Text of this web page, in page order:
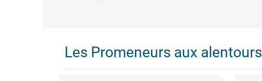
Les Promeneurs aux alentours